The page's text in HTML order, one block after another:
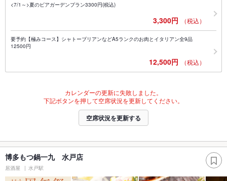
<7/1～>夏のビアガーデンプラン3300円(税込)
3,300円 （税込）
要予約【極みコース】シャトーブリアンなどA5ランクのお肉とイタリアン全9品
12500円
12,500円 （税込）
カレンダーの更新に失敗しました。
下記ボタンを押して空席状況を更新してください。
空席状況を更新する
博多もつ鍋一九 水戸店
居酒屋 水戸駅